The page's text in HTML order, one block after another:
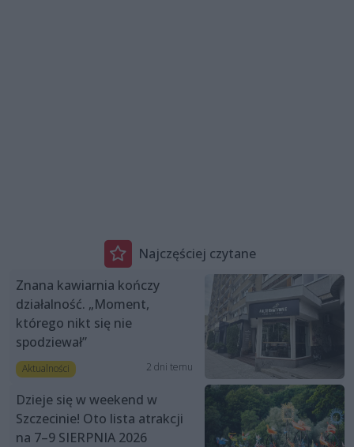
Najczęściej czytane
Znana kawiarnia kończy
działalność. „Moment,
którego nikt się nie
spodziewał”
Aktualności 2 dni temu
Dzieje się w weekend w
Szczecinie! Oto lista atrakcji
na 7–9 SIERPNIA 2026